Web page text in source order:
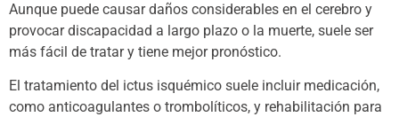
Aunque puede causar daños considerables en el cerebro y
provocar discapacidad a largo plazo o la muerte, suele ser
más fácil de tratar y tiene mejor pronóstico.
El tratamiento del ictus isquémico suele incluir medicación,
como anticoagulantes o trombolíticos, y rehabilitación para